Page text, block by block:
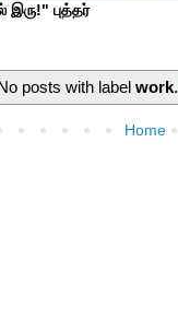
இரு!" புத்தர்
posts with labelwork.
Home